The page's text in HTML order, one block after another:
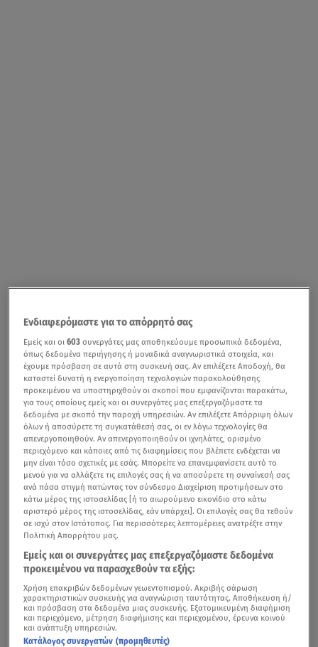
Ενδιαφερόμαστε για το απόρρητό σας
Εμείς και οι603 συνεργάτες μας αποθηκεύουμε προσωπικά δεδομένα,
όπως δεδομένα περιήγησης ή μοναδικά αναγνωριστικά στοιχεία, και
έχουμε πρόσβαση σε αυτά στη συσκευή σας. Αν επιλέξετε Αποδοχή, θα
καταστεί δυνατή η ενεργοποίηση τεχνολογιών παρακολούθησης
προκειμένου να υποστηριχθούν οι σκοποί που εμφανίζονται παρακάτω,
για τους οποίους εμείς και οι συνεργάτες μας επεξεργαζόμαστε τα
δεδομένα με σκοπό την παροχή υπηρεσιών. Αν επιλέξετε Απόρριψη όλων
όλων ή αποσύρετε τη συγκατάθεσή σας, οι εν λόγω τεχνολογίες θα
απενεργοποιηθούν. Αν απενεργοποιηθούν οι ιχνηλάτες, ορισμένο
περιεχόμενο και κάποιες από τις διαφημίσεις που βλέπετε ενδέχεται να
μην είναι τόσο σχετικές με εσάς. Μπορείτε να επανεμφανίσετε αυτό το
μενού για να αλλάξετε τις επιλογές σας ή να αποσύρετε τη συναίνεσή σας
ανά πάσα στιγμή πατώντας τον σύνδεσμο Διαχείριση προτιμήσεων στο
κάτω μέρος της ιστοσελίδας [ή το αιωρούμενο εικονίδιο στο κάτω
αριστερό μέρος της ιστοσελίδας, εάν υπάρχει]. Οι επιλογές σας θα τεθούν
σε ισχύ στον Ιστότοπος. Για περισσότερες λεπτομέρειες ανατρέξτε στην
Πολιτική Απορρήτου μας.
Εμείς και οι συνεργάτες μας επεξεργαζόμαστε δεδομένα
προκειμένου να παρασχεθούν τα εξής:
Χρήση επακριβών δεδομένων γεωεντοπισμού. Ακριβής σάρωση
χαρακτηριστικών συσκευής για αναγνώριση ταυτότητας. Αποθήκευση ή/
και πρόσβαση στα δεδομένα μιας συσκευής. Εξατομικευμένη διαφήμιση
και περιεχόμενο, μέτρηση διαφήμισης και περιεχομένου, έρευνα κοινού
και ανάπτυξη υπηρεσιών.
Κατάλογος συνεργατών (προμηθευτές)